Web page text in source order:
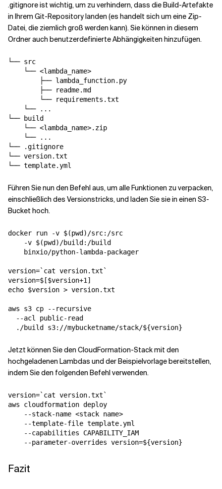
.gitignore ist wichtig, um zu verhindern, dass die Build-Artefakte
in Ihrem Git-Repository landen (es handelt sich um eine Zip-
Datei, die ziemlich groß werden kann). Sie können in diesem
Ordner auch benutzerdefinierte Abhängigkeiten hinzufügen.
└── src
    └── <lambda_name>
        ├── lambda_function.py
        ├── readme.md
        └── requirements.txt
    └── ...
└── build
    └── <lambda_name>.zip
    └── ...
└── .gitignore
└── version.txt
Führen Sie nun den Befehl aus, um alle Funktionen zu verpacken,
einschließlich des Versionstricks, und laden Sie sie in einen S3-
Bucket hoch.
docker run -v $(pwd)/src:/src
    -v $(pwd)/build:/build
    binxio/python-lambda-packager
version=`cat version.txt`
version=$[$version+1]
echo $version > version.txt
aws s3 cp --recursive
  --acl public-read
Jetzt können Sie den CloudFormation-Stack mit den
hochgeladenen Lambdas und der Beispielvorlage bereitstellen,
indem Sie den folgenden Befehl verwenden.
version=`cat version.txt`
aws cloudformation deploy
    --stack-name <stack name>
    --template-file template.yml
    --capabilities CAPABILITY_IAM
Fazit